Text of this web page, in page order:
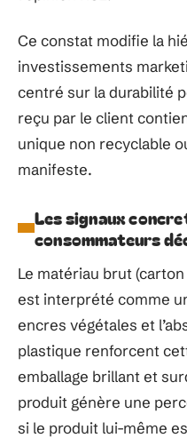
Ce constat modifie la
investissements
centré sur la durabilité
reçu par le client
unique non recyclable
manifeste.
Les signaux
consommateurs
Le matériau brut
est interprété comme
encres végétales et
plastique renforcent
emballage brillant et
produit génère une
si le produit lui-même